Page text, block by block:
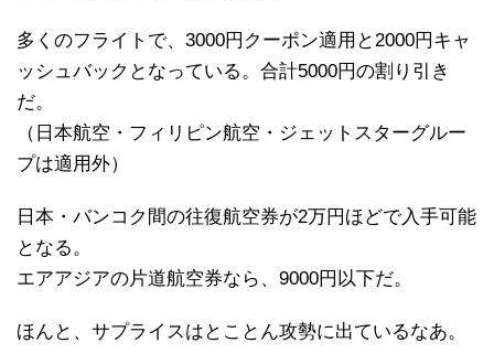
多くのフライトで、3000円クーポン適用と2000円キャ
ッシュバックとなっている。合計5000円の割り引き
だ。
（日本航空・フィリピン航空・ジェットスターグルー
プは適用外）
日本・バンコク間の往復航空券が2万円ほどで入手可能
となる。
エアアジアの片道航空券なら、9000円以下だ。
ほんと、サプライスはとことん攻勢に出ているなあ。